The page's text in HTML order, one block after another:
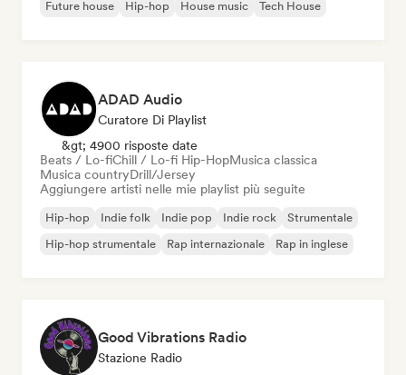
Future house
Hip-hop House music Tech House
ADAD Audio
Curatore Di Playlist
&gt; 4900 risposte date
Beats / Lo-fiChill / Lo-fi Hip-HopMusica classica
Musica countryDrill/Jersey
Aggiungere artisti nelle mie playlist più seguite
Hip-hop Indie folk Indie pop Indie rock
Strumentale
Hip-hop strumentale
Rap internazionale Rap in inglese
Good Vibrations Radio
Stazione Radio